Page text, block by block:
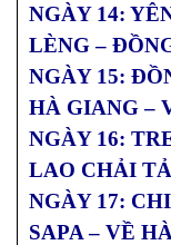
NGÀY 14:
LÈNG –
NGÀY 15:
HÀ GIANG –
NGÀY 16:
LAO CHẢI
NGÀY 17:
SAPA – VỀ